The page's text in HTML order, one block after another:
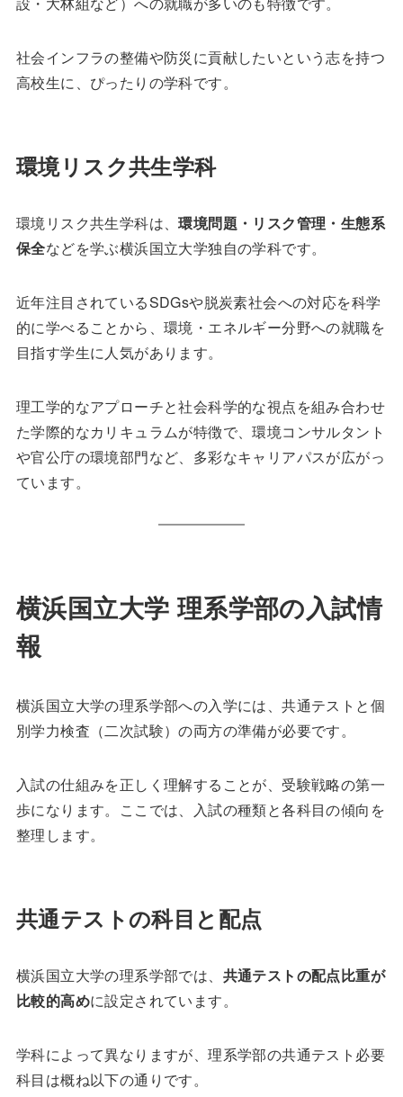
社会インフラの整備や防災に貢献したいという志を持つ
高校生に、ぴったりの学科です。
環境リスク共生学科
環境リスク共生学科は、環境問題・リスク管理・生態系
保全などを学ぶ横浜国立大学独自の学科です。
近年注目されているSDGsや脱炭素社会への対応を科学
的に学べることから、環境・エネルギー分野への就職を
目指す学生に人気があります。
理工学的なアプローチと社会科学的な視点を組み合わせ
た学際的なカリキュラムが特徴で、環境コンサルタント
や官公庁の環境部門など、多彩なキャリアパスが広がっ
ています。
横浜国立大学 理系学部の入試情
報
横浜国立大学の理系学部への入学には、共通テストと個
別学力検査（二次試験）の両方の準備が必要です。
入試の仕組みを正しく理解することが、受験戦略の第一
歩になります。ここでは、入試の種類と各科目の傾向を
整理します。
共通テストの科目と配点
横浜国立大学の理系学部では、 共通テストの配点比重が
比較的高めに設定されています。
学科によって異なりますが、理系学部の共通テスト必要
科目は概ね以下の通りです。